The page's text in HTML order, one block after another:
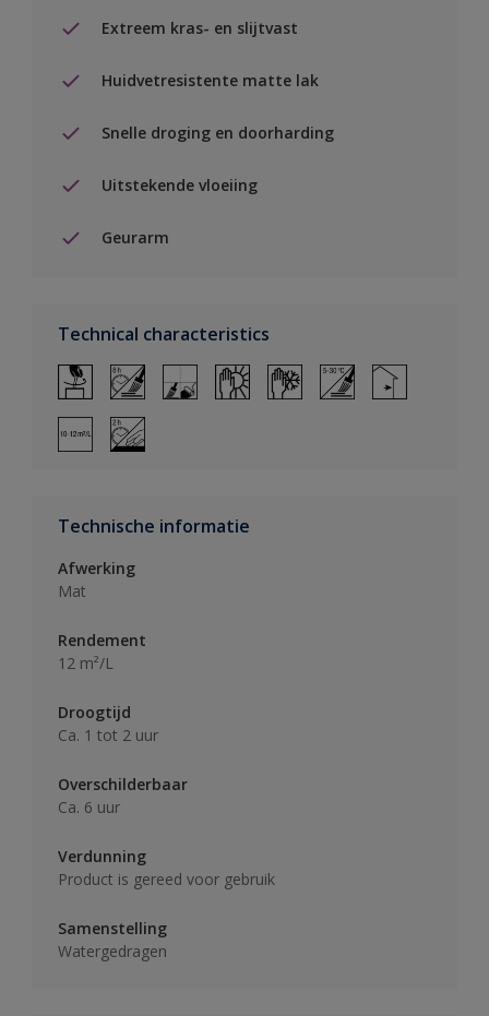
Extreem kras- en slijtvast
Huidvetresistente matte lak
Snelle droging en doorharding
Uitstekende vloeiing
Geurarm
Technical characteristics
Technische informatie
Afwerking
Mat
Rendement
12 m²/L
Droogtijd
Ca. 1 tot 2 uur
Overschilderbaar
Ca. 6 uur
Verdunning
Product is gereed voor gebruik
Samenstelling
Watergedragen